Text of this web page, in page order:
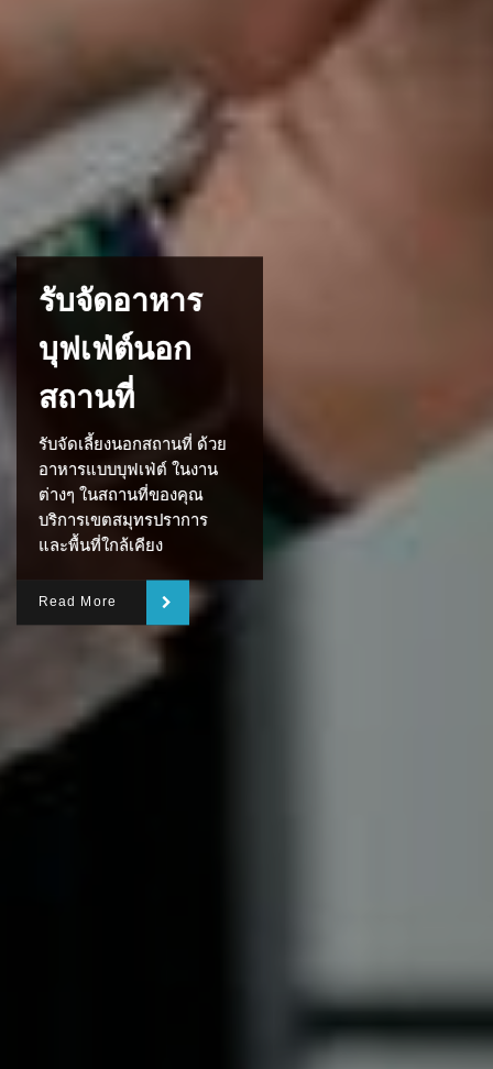
รับจัดอาหาร
บุฟเฟ่ต์นอก
สถานที่
รับจัดเลี้ยงนอกสถานที่ ด้วย
อาหารแบบบุฟเฟ่ต์ ในงาน
ต่างๆ ในสถานที่ของคุณ
บริการเขตสมุทรปราการ
และพื้นที่ใกล้เคียง
Read More